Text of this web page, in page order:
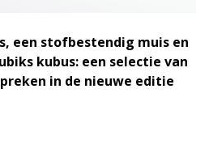
een stofbestendig muis en
kubus: een selectie van
in de nieuwe editie